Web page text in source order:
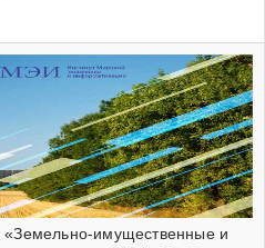
«Земельно-имущественные и